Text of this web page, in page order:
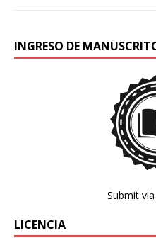
INGRESO DE
Submit
LICENCIA